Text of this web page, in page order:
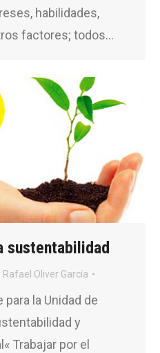
habilidades,
factores; todos…
sustentabilidad
Rafael Oliver García
la Unidad de
y
Trabajar por el